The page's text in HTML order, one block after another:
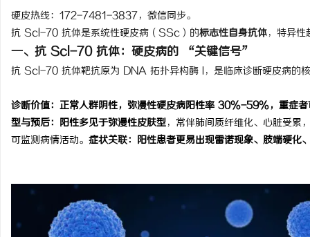
硬皮热线：172-7481-3837，微信同步。
抗 Scl-70 抗体是系统性硬皮病（SSc）的标志性自身抗体，特异
一、抗 Scl-70 抗体：硬皮病的 “关键信号”
抗 Scl-70 抗体靶抗原为 DNA 拓扑异构酶 I，是临床诊断硬皮病的
诊断价值： 正常人群阴性，弥漫性硬皮病阳性率 30%-59%，重
型与预后：
阳性多见于弥漫性皮肤型，常伴肺间质纤维化、心脏受累
可监测病情活动。 症状关联： 阳性患者更易出现雷诺现象、肢端硬化